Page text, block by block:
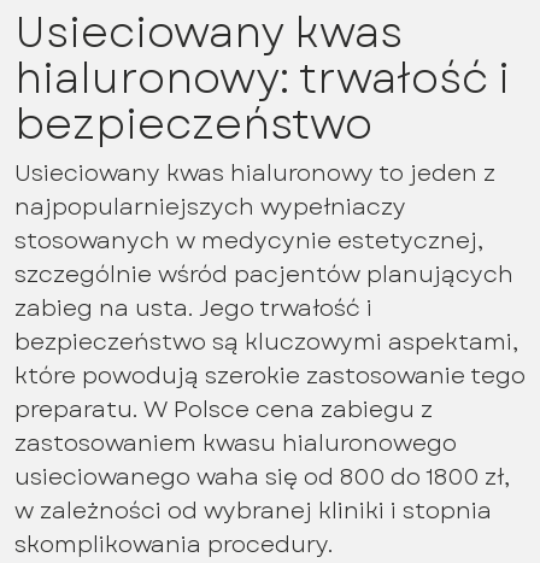
Usieciowany kwas
hialuronowy: trwałość i
bezpieczeństwo
Usieciowany kwas hialuronowy to jeden z
najpopularniejszych wypełniaczy
stosowanych w medycynie estetycznej,
szczególnie wśród pacjentów planujących
zabieg na usta. Jego trwałość i
bezpieczeństwo są kluczowymi aspektami,
które powodują szerokie zastosowanie tego
preparatu. W Polsce cena zabiegu z
zastosowaniem kwasu hialuronowego
usieciowanego waha się od 800 do 1800 zł,
w zależności od wybranej kliniki i stopnia
skomplikowania procedury.